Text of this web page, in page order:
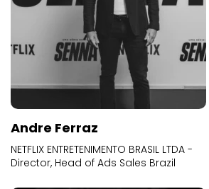
Andre Ferraz
NETFLIX ENTRETENIMENTO BRASIL LTDA -
Director, Head of Ads Sales Brazil